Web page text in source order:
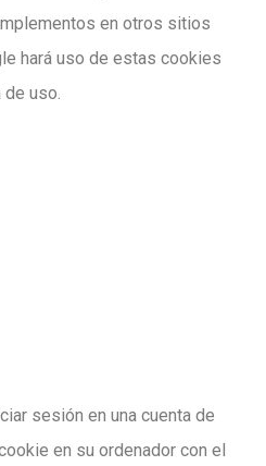
en otros sitios
hará uso de estas cookies
de uso.
sesión en una cuenta de
en su ordenador con el